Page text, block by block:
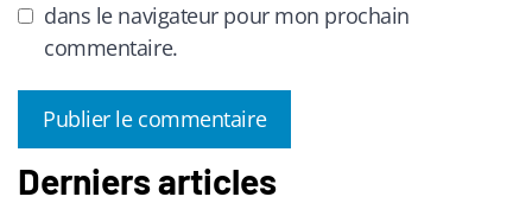
dans le navigateur pour mon prochain
commentaire.
A
Derniers articles